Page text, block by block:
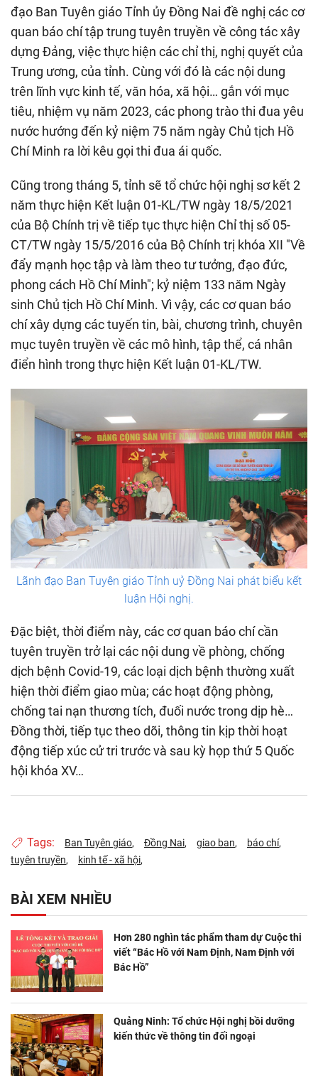
đạo Ban Tuyên giáo Tỉnh ủy Đồng Nai đề nghị các cơ
quan báo chí tập trung tuyên truyền về công tác xây
dựng Đảng, việc thực hiện các chỉ thị, nghị quyết của
Trung ương, của tỉnh. Cùng với đó là các nội dung
trên lĩnh vực kinh tế, văn hóa, xã hội… gắn với mục
tiêu, nhiệm vụ năm 2023, các phong trào thi đua yêu
nước hướng đến kỷ niệm 75 năm ngày Chủ tịch Hồ
Chí Minh ra lời kêu gọi thi đua ái quốc.
Cũng trong tháng 5, tỉnh sẽ tổ chức hội nghị sơ kết 2
năm thực hiện Kết luận 01-KL/TW ngày 18/5/2021
của Bộ Chính trị về tiếp tục thực hiện Chỉ thị số 05-
CT/TW ngày 15/5/2016 của Bộ Chính trị khóa XII "Về
đẩy mạnh học tập và làm theo tư tưởng, đạo đức,
phong cách Hồ Chí Minh"; kỷ niệm 133 năm Ngày
sinh Chủ tịch Hồ Chí Minh. Vì vậy, các cơ quan báo
chí xây dựng các tuyến tin, bài, chương trình, chuyên
mục tuyên truyền về các mô hình, tập thể, cá nhân
điển hình trong thực hiện Kết luận 01-KL/TW.
Lãnh đạo Ban Tuyên giáo Tỉnh uỷ Đồng Nai phát biểu kết
luận Hội nghị.
Đặc biệt, thời điểm này, các cơ quan báo chí cần
tuyên truyền trở lại các nội dung về phòng, chống
dịch bệnh Covid-19, các loại dịch bệnh thường xuất
hiện thời điểm giao mùa; các hoạt động phòng,
chống tai nạn thương tích, đuối nước trong dịp hè…
Đồng thời, tiếp tục theo dõi, thông tin kịp thời hoạt
động tiếp xúc cử tri trước và sau kỳ họp thứ 5 Quốc
hội khóa XV…
Tags: Ban Tuyên giáo Đồng Nai giao ban
báo chí
tuyên truyền
kinh tế - xã hội
BÀI XEM NHIỀU
Hơn 280 nghìn tác phẩm tham dự Cuộc thi
viết “Bác Hồ với Nam Định, Nam Định với
Bác Hồ”
Quảng Ninh: Tổ chức Hội nghị bồi dưỡng
kiến thức về thông tin đối ngoại